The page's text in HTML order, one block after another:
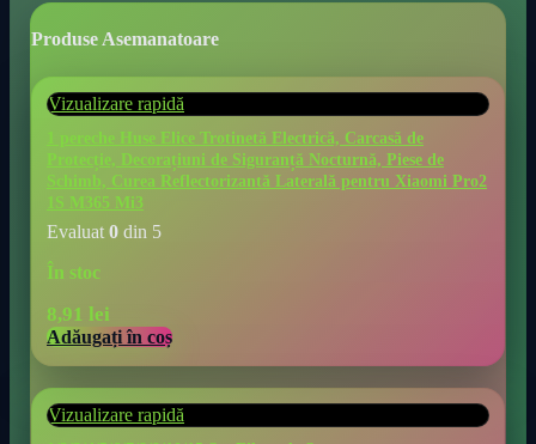
Produse Asemanatoare
Vizualizare rapidă
1 pereche Huse Elice Trotinetă Electrică, Carcasă de
Protecție, Decorațiuni de Siguranță Nocturnă, Piese de
Schimb, Curea Reflectorizantă Laterală pentru Xiaomi Pro2
1S M365 Mi3
Evaluat 0 din 5
În stoc
8,91 lei
Adăugați în coș
Vizualizare rapidă